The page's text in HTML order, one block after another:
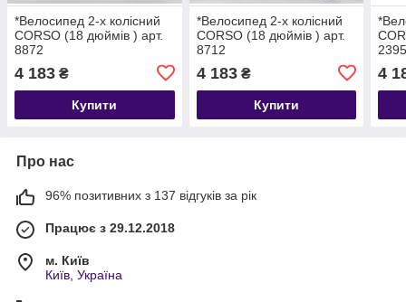
*Велосипед 2-х колісний
CORSO (18 дюймів ) арт.
8872
4 183 ₴
Купити
*Велосипед 2-х колісний
CORSO (18 дюймів ) арт.
8712
4 183₴
Купити
4
Про нас
96% позитивних з 137 відгуків за рік
Працює з 29.12.2018
м. Київ
Київ, Україна